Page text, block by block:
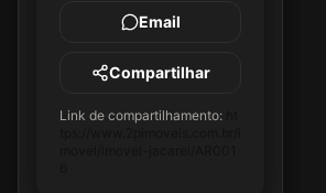
Email
Compartilhar
Link de compartilhamento: